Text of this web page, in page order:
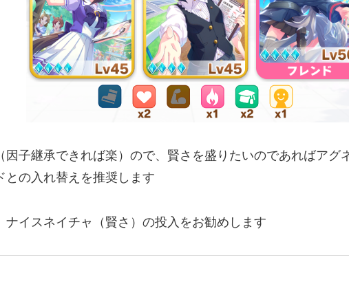
子継承できれば楽）ので、賢さを盛りたいのであればア
との入れ替えを推奨します
イスネイチャ（賢さ）の投入をお勧めします